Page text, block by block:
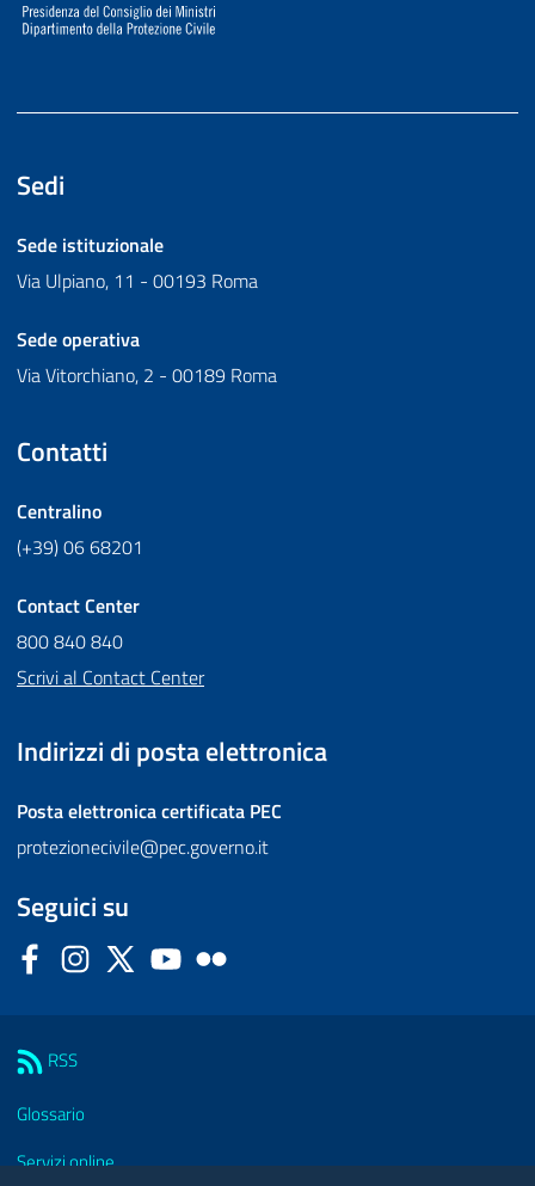
Sedi
Sede istituzionale
Via Ulpiano, 11 - 00193 Roma
Sede operativa
Via Vitorchiano, 2 - 00189 Roma
Contatti
Centralino
(+39) 06 68201
Contact Center
800 840 840
Scrivi al Contact Center
Indirizzi di posta elettronica
Posta elettronica certificata PEC
protezionecivile@pec.governo.it
Seguici su
FacebookInstagram
Twitter YouTube
RSS
Glossario
Servizi online